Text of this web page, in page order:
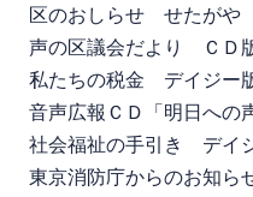
区のおしらせ せたが
声の区議会だより ＣＤ
私たちの税金 デイジー
音声広報ＣＤ「明日への
社会福祉の手引き デイ
東京消防庁からのお知